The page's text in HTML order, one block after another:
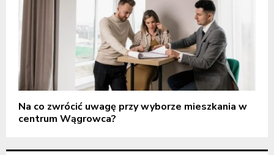
Na co zwrócić uwagę przy wyborze mieszkania w
centrum Wągrowca?